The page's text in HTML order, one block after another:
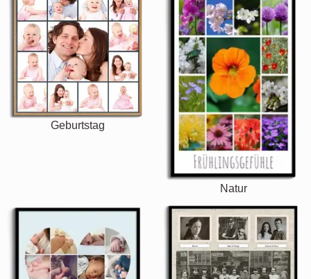
Geburtstag
Natur